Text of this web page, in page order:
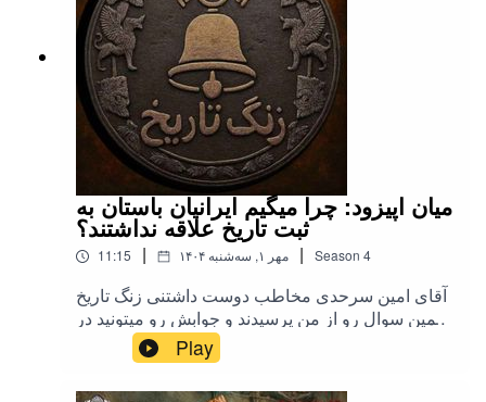
میان اپیزود: چرا میگیم ایرانیان باستان به
ثبت تاریخ علاقه نداشتند؟
11:15 | ۱۴۰۴ مهر ۱, سه‌شنبه | Season 4
آقای امین سرحدی مخاطب دوست داشتنی زنگ تاریخ
همین سوال رو از من پرسیدند و جوابش رو میتونید در
Play